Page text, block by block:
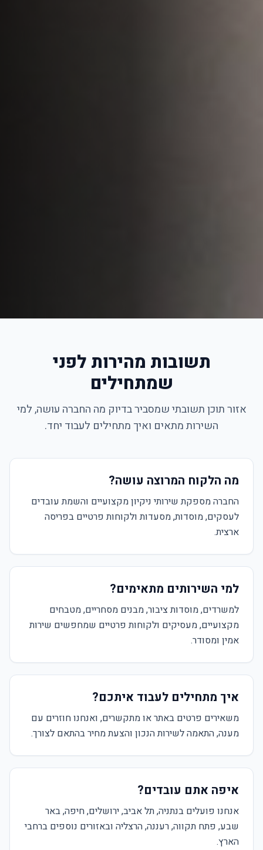
תשובות מהירות לפני
שמתחילים
אזור תוכן תשובתי שמסביר בדיוק מה החברה עושה, למי
השירות מתאים ואיך מתחילים לעבוד יחד.
מה הלקוח המרוצה עושה?
החברה מספקת שירותי ניקיון מקצועיים והשמת עובדים
לעסקים, מוסדות, מסעדות ולקוחות פרטיים בפריסה
ארצית.
למי השירותים מתאימים?
למשרדים, מוסדות ציבור, מבנים מסחריים, מטבחים
מקצועיים, מעסיקים ולקוחות פרטיים שמחפשים שירות
אמין ומסודר.
איך מתחילים לעבוד איתכם?
משאירים פרטים באתר או מתקשרים, ואנחנו חוזרים עם
מענה, התאמה לשירות הנכון והצעת מחיר בהתאם לצורך.
איפה אתם עובדים?
אנחנו פועלים בנתניה, תל אביב, ירושלים, חיפה, באר
שבע, פתח תקווה, רעננה, הרצליה ובאזורים נוספים ברחבי
הארץ.